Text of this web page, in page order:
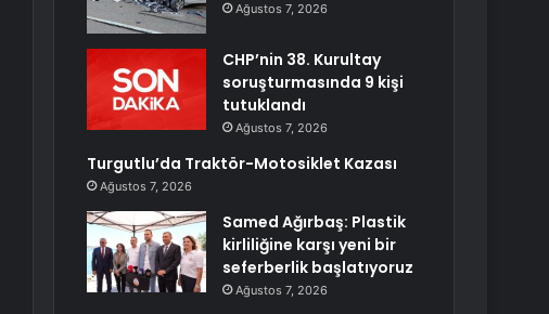
Ağustos 7, 2026
CHP’nin 38. Kurultay
soruşturmasında 9 kişi
tutuklandı
Ağustos 7, 2026
Turgutlu’da Traktör-Motosiklet Kazası
Ağustos 7, 2026
Samed Ağırbaş: Plastik
kirliliğine karşı yeni bir
seferberlik başlatıyoruz
Ağustos 7, 2026